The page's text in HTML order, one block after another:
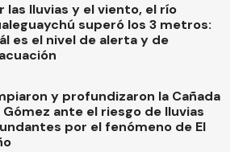
las lluvias y el viento, el río
superó los 3 metros:
es el nivel de alerta y de
y profundizaron la Cañada
Gómez ante el riesgo de lluvias
por el fenómeno de El